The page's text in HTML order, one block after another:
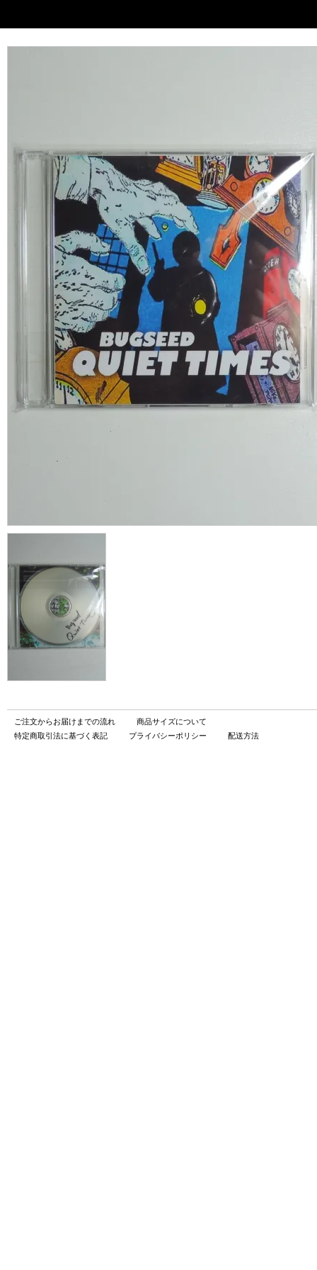
ご注文からお届けまでの流れ
商品サイズについて
特定商取引法に基づく表記
プライバシーポリシー 配送方法